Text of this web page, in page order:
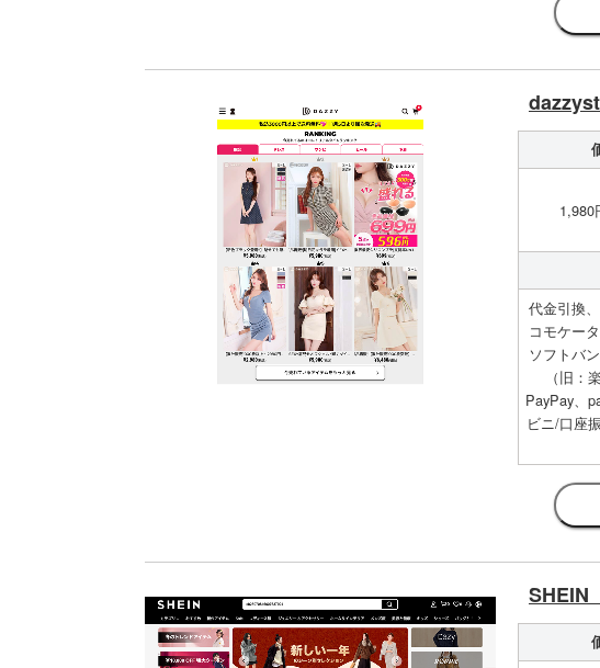
1,980
代金引換
コモケー
ソフトバ
（旧：
PayPay、
ビニ/口座
SHEIN